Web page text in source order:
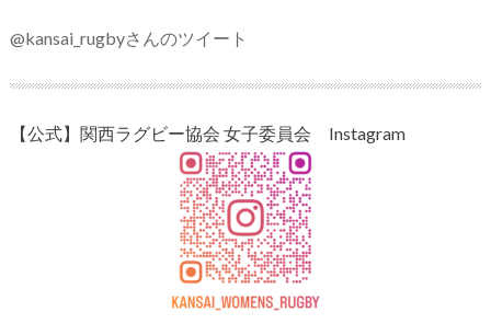
@kansai_rugbyさんのツイート
【公式】関西ラグビー協会 女子委員会 Instagram